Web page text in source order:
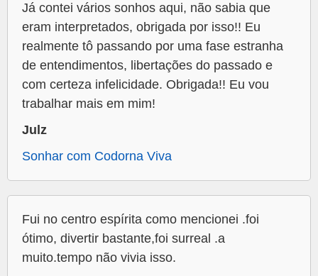
Já contei vários sonhos aqui, não sabia que
eram interpretados, obrigada por isso!! Eu
realmente tô passando por uma fase estranha
de entendimentos, libertações do passado e
com certeza infelicidade. Obrigada!! Eu vou
trabalhar mais em mim!
Julz
Sonhar com Codorna Viva
Fui no centro espírita como mencionei .foi
ótimo, divertir bastante,foi surreal .a
muito.tempo não vivia isso.